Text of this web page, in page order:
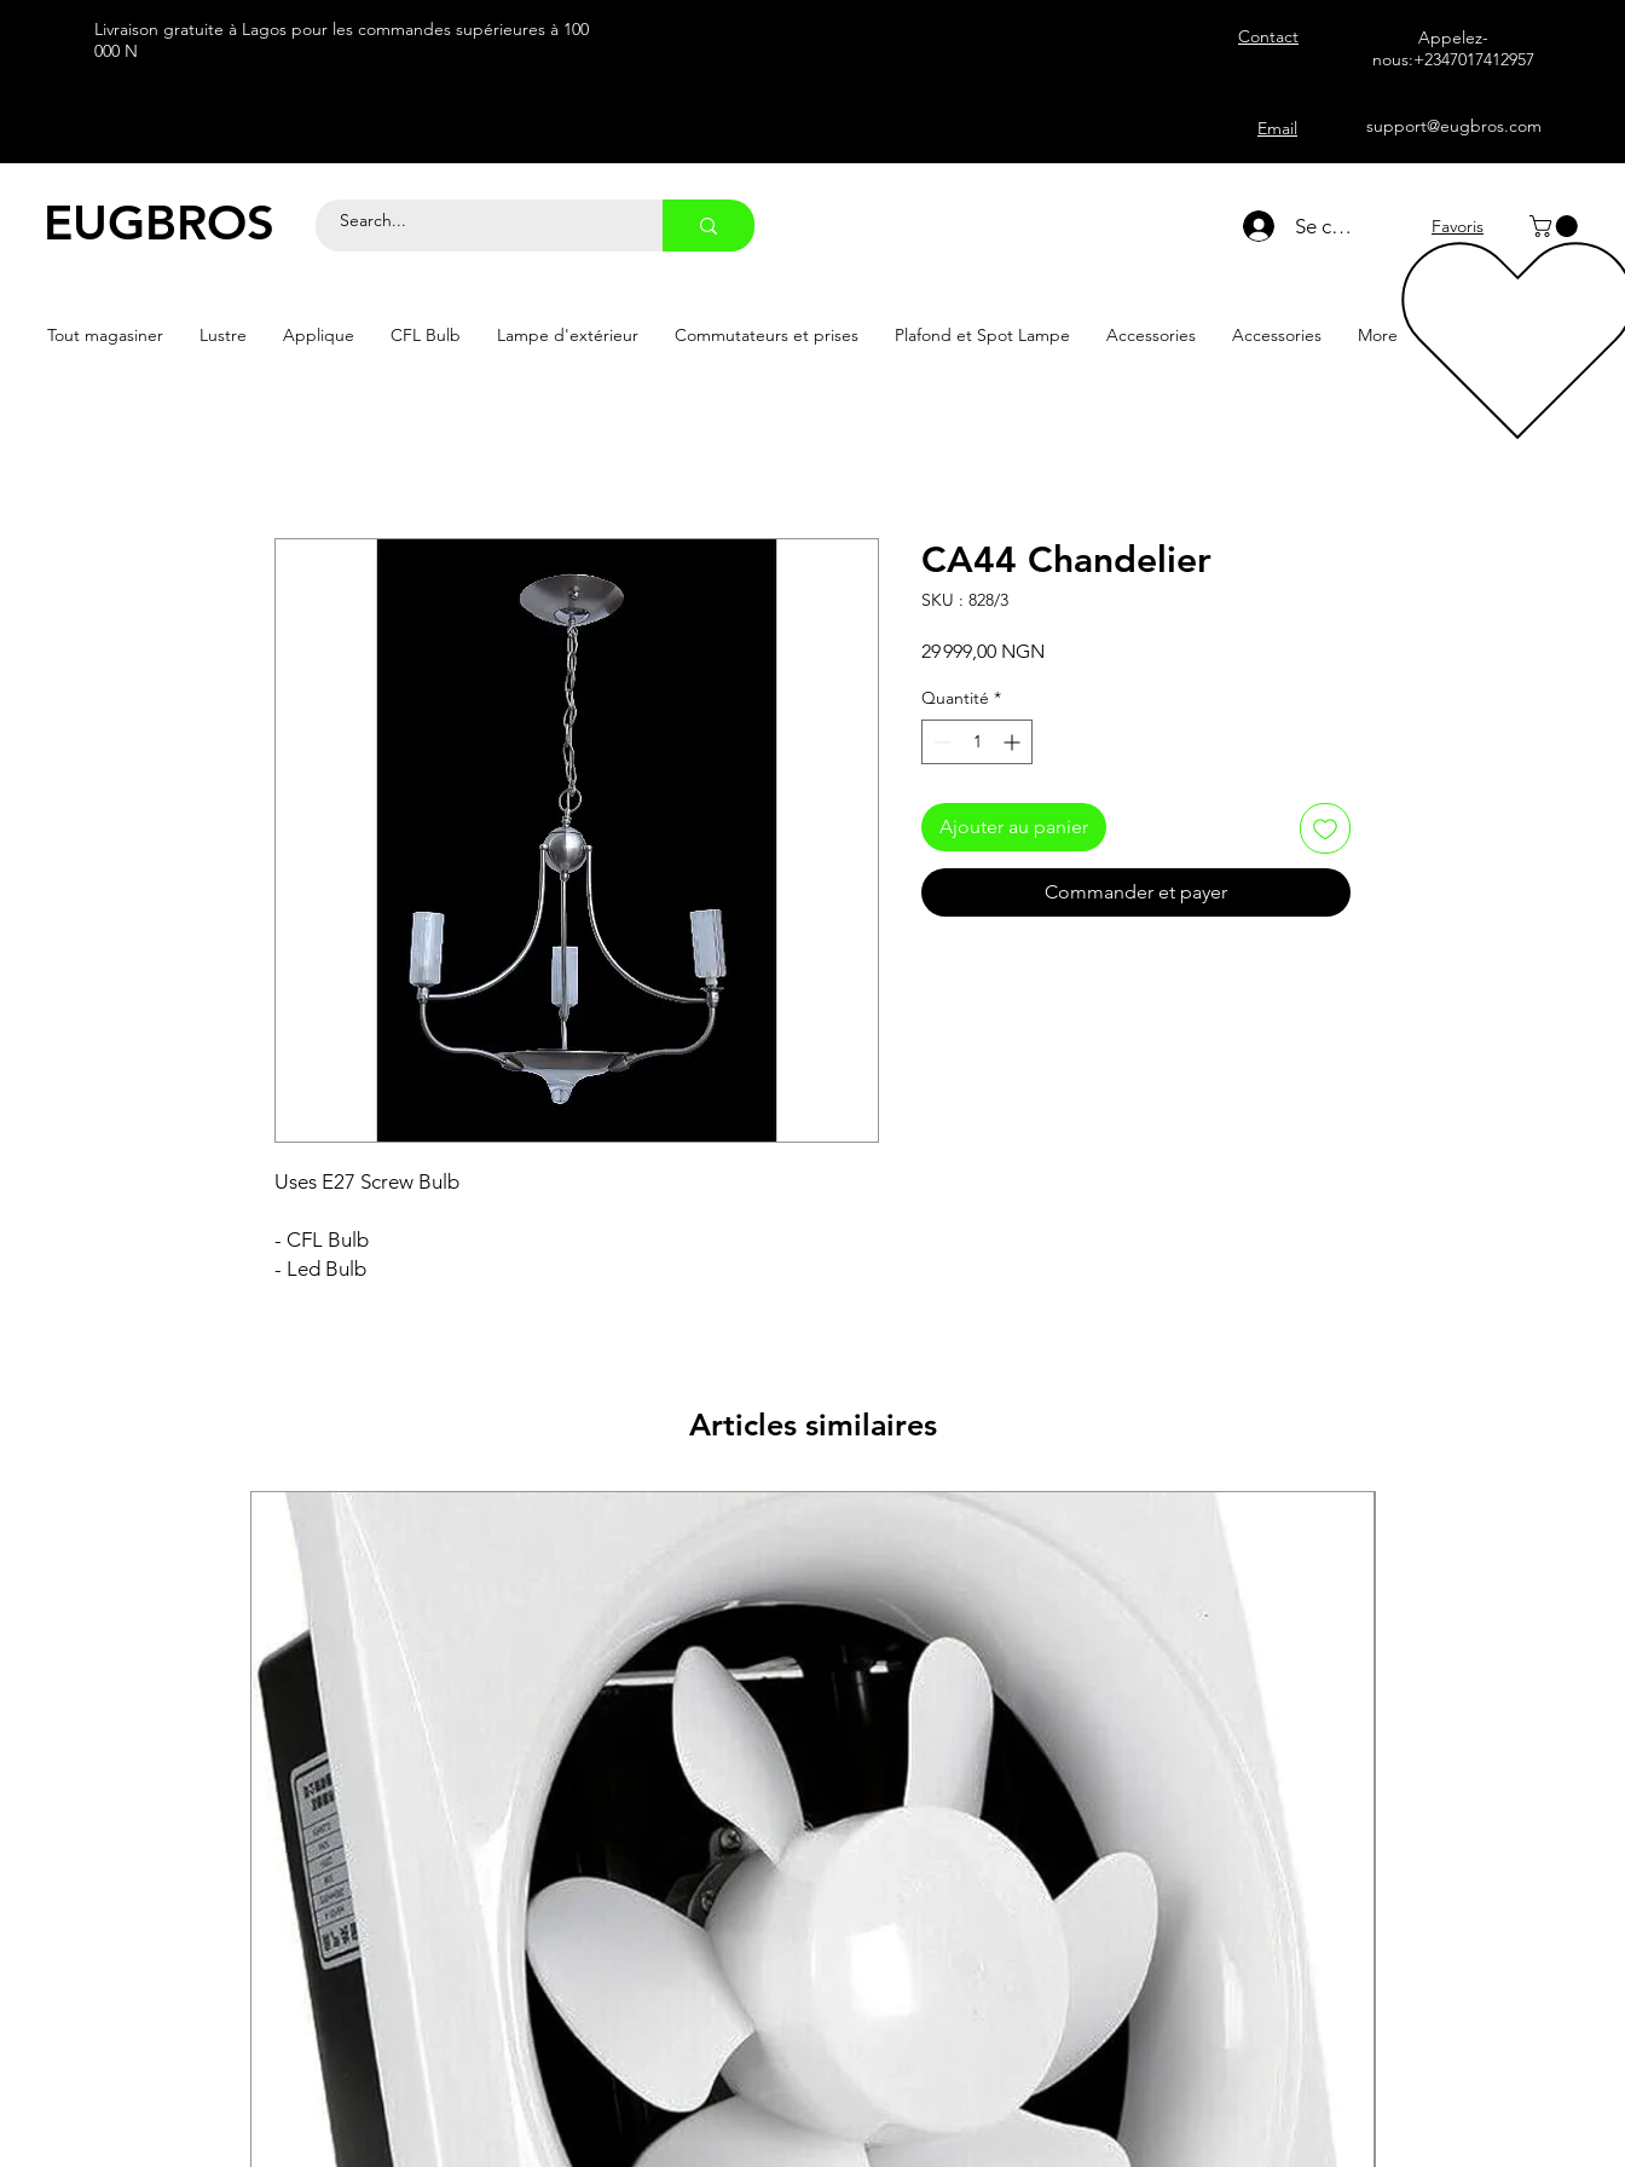
Livraison gratuite à Lagos pour les commandes supérieures à 100
000 N
Contact
Email
Appelez-
nous:+2347017412957
support@eugbros.com
EUGBROS Se connecter Favoris
Tout magasiner Lustre Applique CFL Bulb Lampe d'extérieur Commutateurs et prises Plafond et Spot Lampe Accessories Accessories More
Uses E27 Screw Bulb
- CFL Bulb
- Led Bulb
CA44 Chandelier
SKU : 828/3
29 999,00 NGN
Quantité *
Ajouter au panier
Commander et payer
Articles similaires